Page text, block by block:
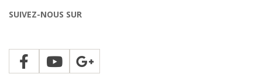
SUIVEZ-NOUS SUR